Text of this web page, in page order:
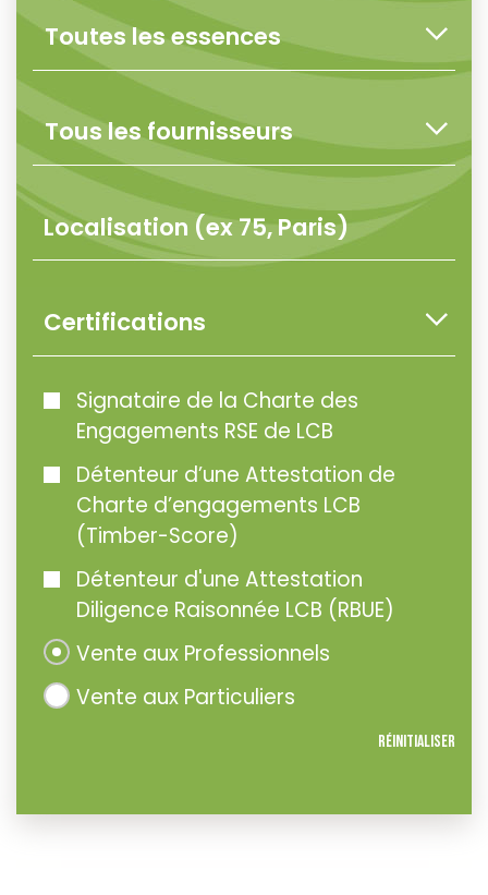
Certifications
Signataire de la Charte des
Engagements RSE de LCB
Détenteur d’une Attestation de
Charte d’engagements LCB
(Timber-Score)
Détenteur d'une Attestation
Diligence Raisonnée LCB (RBUE)
Vente aux Professionnels
Vente aux Particuliers
Réinitialiser